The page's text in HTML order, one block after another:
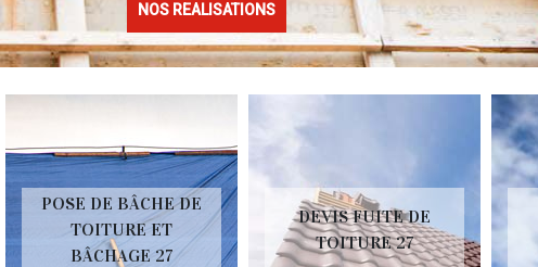
NOS REALISATIONS
POSE DE BÂCHE DE
TOITURE ET
BÂCHAGE 27
DEVIS FUITE DE
TOITURE 27